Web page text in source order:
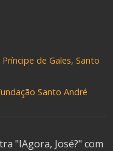
de Gales, Santo
Santo André
"IAgora, José?" com